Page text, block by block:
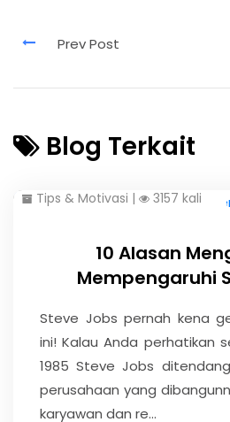
Blog Terkait
Tips & Motivasi | 3157 kali
10 Alasan
Mempengaruhi
Steve Jobs pernah kena
ini! Kalau Anda perhatikan
1985 Steve Jobs
perusahaan yang
karyawan dan re...